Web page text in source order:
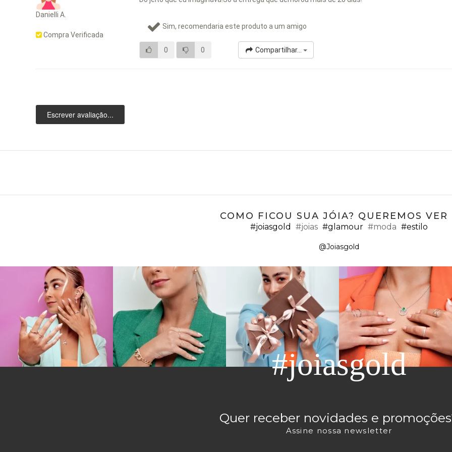
Danielli A.
Compra Verificada
Sim, recomendaria este produto a um amigo
0 0 Compartilhar...
Escrever avaliação...
COMO FICOU SUA JÓIA? QUEREMOS VER
#joiasgold #joias #glamour #moda #estilo
@Joiasgold
#joiasgold
Quer receber novidades e
Assine nossa newsletter